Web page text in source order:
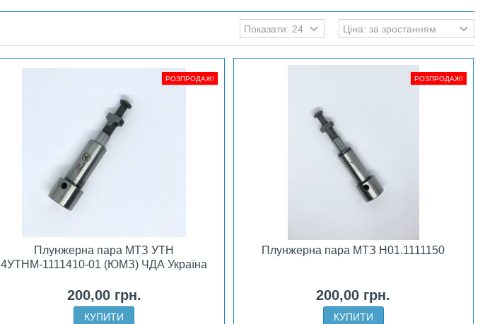
РОЗПРОДАЖ!
Плунжерна пара МТЗ УТН
4УТНМ-1111410-01 (ЮМЗ) ЧДА Україна
200,00 грн.
КУПИТИ
РОЗПРОДАЖ!
Плунжерна пара МТЗ H01.1111150
200,00 грн.
КУПИТИ